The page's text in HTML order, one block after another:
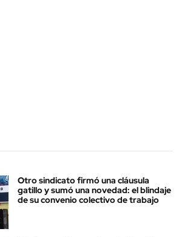
Otro sindicato firmó una cláusula
gatillo y sumó una novedad: el blindaje
de su convenio colectivo de trabajo